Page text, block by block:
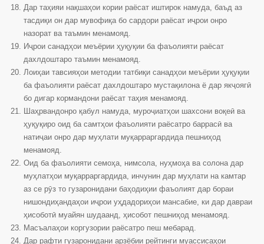
Дар таҳияи нақшаҳои кории раёсат иштирок намуда, баъд аз
тасдиқи он дар мувофиқа бо сардори раёсат иҷрои онро
назорат ва таъмин менамояд.
Иҷрои санадҳои меъёрии ҳуқуқии ба фаъолияти раёсат
дахлдоштаро таъмин менамояд.
Лоиҳаи тавсияҳои методии татбиқи санадҳои меъёрии ҳуқуқии
ба фаъолияти раёсат дахлдоштаро мустақилона ё дар якҷоягӣ
бо дигар кормандони раёсат таҳия менамояд.
Шаҳрвандонро қабул намуда, муроҷиатҳои шахсони воқеӣ ва
ҳуқуқиро оид ба самтҳои фаъолияти раёсатро баррасӣ ва
натиҷаи онро дар муҳлати муқарраргардида пешниҳод
менамояд.
Оид ба фаъолияти семоҳа, нимсола, нуҳмоҳа ва солона дар
муҳлатҳои муқарраргардида, инчунин дар муҳлати на камтар
аз се рӯз то гузаронидани баҳодиҳии фаъолият дар бораи
нишондиҳандаҳои иҷрои уҳдадориҳои мансабие, ки дар давраи
ҳисоботӣ муайян шудаанд, ҳисобот пешниҳод менамояд.
Масъалаҳои коргузории раёсатро пеш мебарад.
Дар рафти гузаронидани арзёбии рейтинги муассисаҳои